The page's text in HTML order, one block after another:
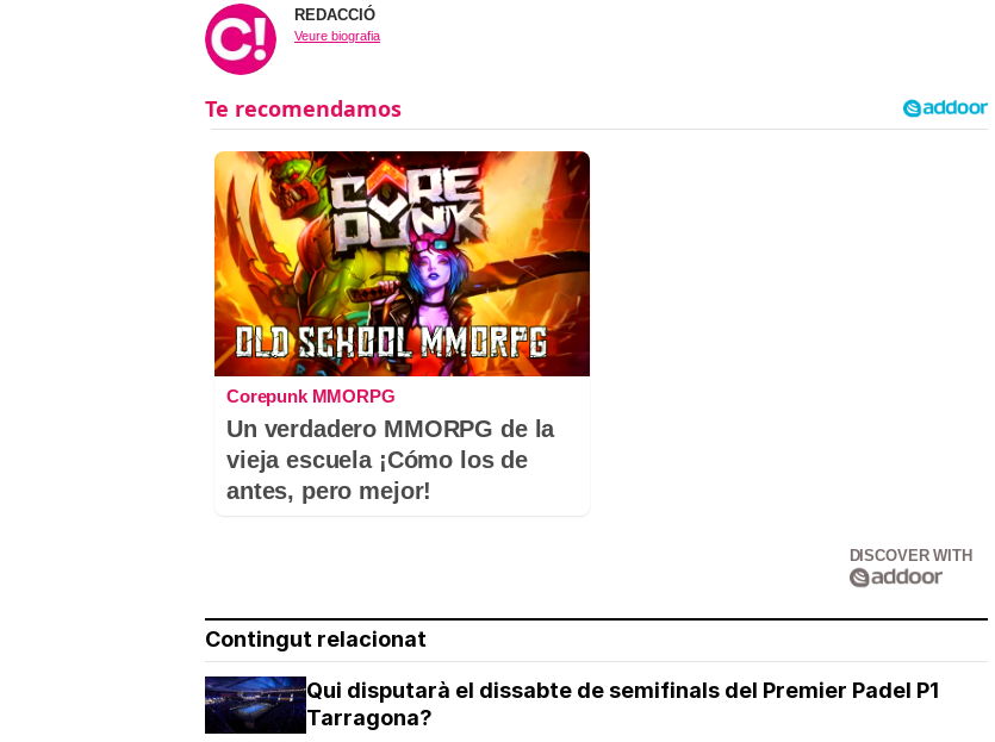
REDACCIÓ
Veure biografia
Corepunk MMORPG
Un verdadero MMORPG de la
vieja escuela ¡Cómo los de
antes, pero mejor!
DISCOVER WITH
Contingut relacionat
Qui disputarà el dissabte de semifinals del Premier Padel P1
Tarragona?